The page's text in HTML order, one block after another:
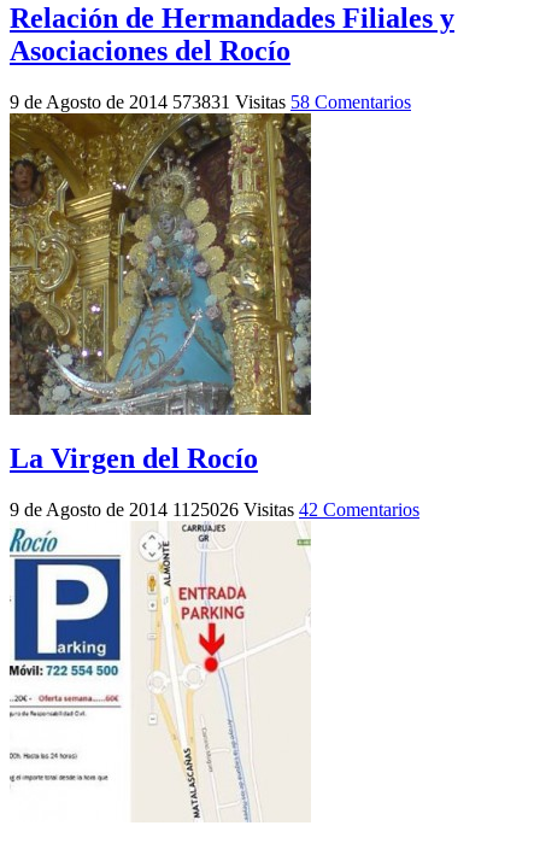
Relación de Hermandades Filiales y
Asociaciones del Rocío
9 de Agosto de 2014 573831 Visitas 58 Comentarios
La Virgen del Rocío
9 de Agosto de 2014 1125026 Visitas 42 Comentarios